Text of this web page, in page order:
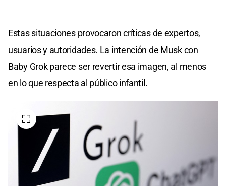
Estas situaciones provocaron críticas de expertos,
usuarios y autoridades. La intención de Musk con
Baby Grok parece ser revertir esa imagen, al menos
en lo que respecta al público infantil.